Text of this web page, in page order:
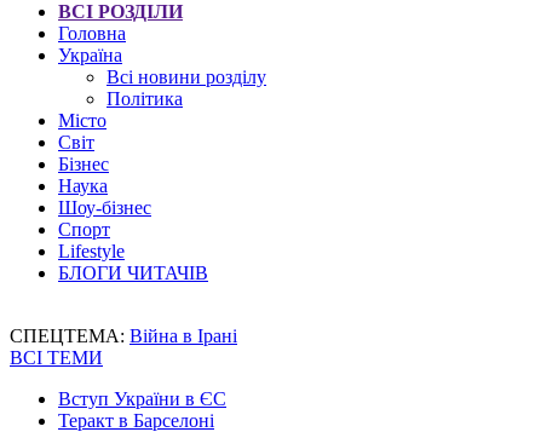
ВСІ РОЗДІЛИ
Головна
Україна
Всі новини розділу
Політика
Місто
Світ
Бізнес
Наука
Шоу-бізнес
Спорт
Lifestyle
БЛОГИ ЧИТАЧІВ
СПЕЦТЕМА: Війна в Ірані
ВСІ ТЕМИ
Вступ України в ЄС
Теракт в Барселоні